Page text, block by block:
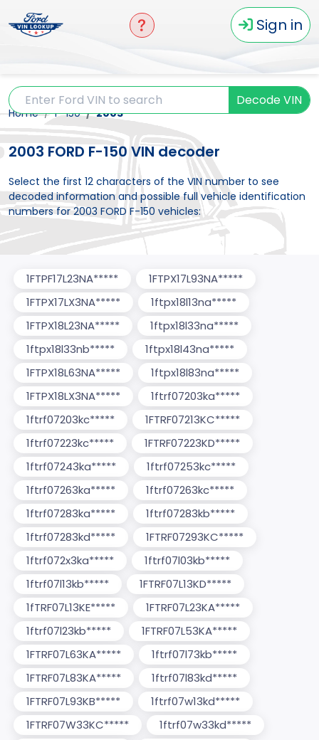
Sign in
Decode VIN
Home F-150 2003
2003 FORD F-150 VIN decoder
Select the first 12 characters of the VIN number to see
decoded information and possible full vehicle identification
numbers for 2003 FORD F-150 vehicles:
1FTPF17L23NA*****
1FTPX17L93NA*****
1FTPX17LX3NA*****
1ftpx18l13na*****
1FTPX18L23NA*****
1ftpx18l33na*****
1ftpx18l33nb*****
1ftpx18l43na*****
1FTPX18L63NA*****
1ftpx18l83na*****
1FTPX18LX3NA*****
1ftrf07203ka*****
1ftrf07203kc*****
1FTRF07213KC*****
1ftrf07223kc*****
1FTRF07223KD*****
1ftrf07243ka*****
1ftrf07253kc*****
1ftrf07263ka*****
1ftrf07263kc*****
1ftrf07283ka*****
1ftrf07283kb*****
1ftrf07283kd*****
1FTRF07293KC*****
1ftrf072x3ka*****
1ftrf07l03kb*****
1ftrf07l13kb*****
1FTRF07L13KD*****
1fTRF07L13KE*****
1FTRF07L23KA*****
1ftrf07l23kb*****
1FTRF07L53KA*****
1FTRF07L63KA*****
1ftrf07l73kb*****
1FTRF07L83KA*****
1ftrf07l83kd*****
1FTRF07L93KB*****
1ftrf07w13kd*****
1FTRF07W33KC*****
1ftrf07w33kd*****